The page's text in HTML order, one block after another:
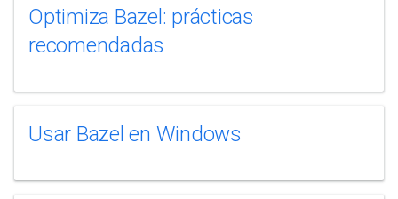
Optimiza Bazel: prácticas
recomendadas
Usar Bazel en Windows